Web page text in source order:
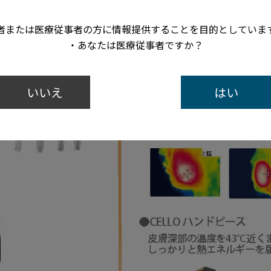
または医療従事者の方に情報提供することを目的としていま
・あなたは医療従事者ですか？
いいえ はい